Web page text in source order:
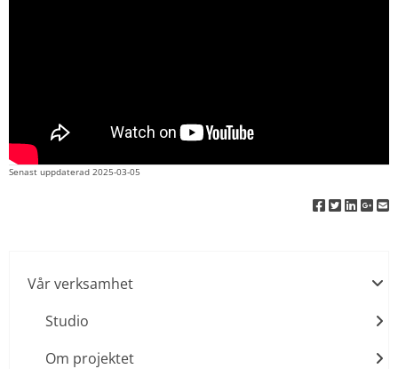
Senast uppdaterad 2025-03-05
Vår verksamhet
Studio
Om projektet